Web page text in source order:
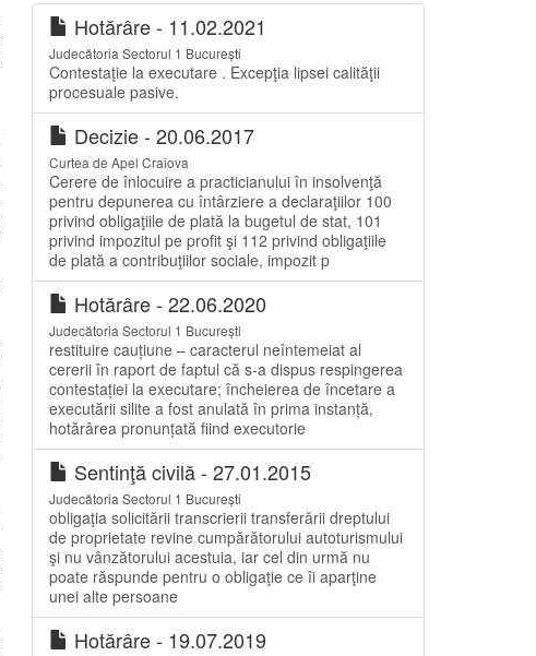
Hotărâre - 11.02.2021
Judecătoria Sectorul 1 București
Contestaţie la executare . Excepţia lipsei calităţii
procesuale pasive.
Decizie - 20.06.2017
Curtea de Apel Craiova
Cerere de înlocuire a practicianului în insolvenţă
pentru depunerea cu întârziere a declaraţiilor 100
privind obligaţiile de plată la bugetul de stat, 101
privind impozitul pe profit şi 112 privind obligaţiile
de plată a contribuţiilor sociale, impozit p
Hotărâre - 22.06.2020
Judecătoria Sectorul 1 București
restituire cauțiune – caracterul neîntemeiat al
cererii în raport de faptul că s-a dispus respingerea
contestației la executare; încheierea de încetare a
executării silite a fost anulată în prima instanță,
hotărârea pronunțată fiind executorie
Sentinţă civilă - 27.01.2015
Judecătoria Sectorul 1 București
obligaţia solicitării transcrierii transferării dreptului
de proprietate revine cumpărătorului autoturismului
şi nu vânzătorului acestuia, iar cel din urmă nu
poate răspunde pentru o obligaţie ce îi aparţine
unei alte persoane
Hotărâre - 19.07.2019